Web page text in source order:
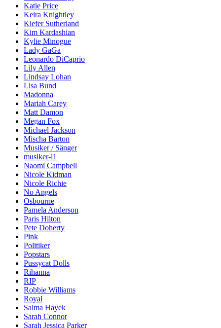
Katie Price
Keira Knightley
Kiefer Sutherland
Kim Kardashian
Kylie Minogue
Lady GaGa
Leonardo DiCaprio
Lily Allen
Lindsay Lohan
Lisa Bund
Madonna
Mariah Carey
Matt Damon
Megan Fox
Michael Jackson
Mischa Barton
Musiker / Sänger
musiker-l1
Naomi Campbell
Nicole Kidman
Nicole Richie
No Angels
Osbourne
Pamela Anderson
Paris Hilton
Pete Doherty
Pink
Politiker
Popstars
Pussycat Dolls
Rihanna
RIP
Robbie Williams
Royal
Salma Hayek
Sarah Connor
Sarah Jessica Parker